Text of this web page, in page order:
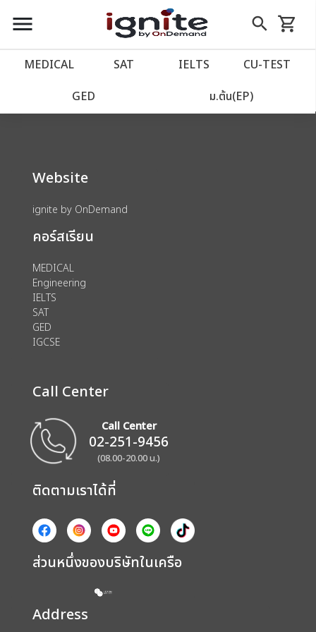
close
account_balance หน้าแรก
เว็บไซต์อิกไนท์
import_contacts วางแผนการเรียน
account_circle เข้าสู่ระบบ
assignment ลงทะเบียน
menu search
Skip
to
shopping_cart
รถเข็น
MEDICAL SAT IELTS CU‑TEST
GED ม.ต้น(EP)
We could not find anything for 80002756
Website
ignite by OnDemand
คอร์สเรียน
MEDICAL
Engineering
IELTS
SAT
GED
IGCSE
Call Center
Call Center
02-251-9456
(08.00-20.00 น.)
ติดตามเราได้ที่
ส่วนหนึ่งของบริษัทในเครือ
Address